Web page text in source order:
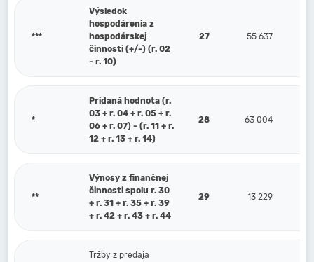
***
Výsledok
hospodárenia z
hospodárskej
činnosti (+/-) (r. 02
- r. 10)
27 55 637
*
Pridaná hodnota (r.
03 + r. 04 + r. 05 + r.
06 + r. 07) - (r. 11 + r.
12 + r. 13 + r. 14)
28 63 004
**
Výnosy z finančnej
činnosti spolu r. 30
+ r. 31 + r. 35 + r. 39
+ r. 42 + r. 43 + r. 44
29 13 229
Tržby z predaja